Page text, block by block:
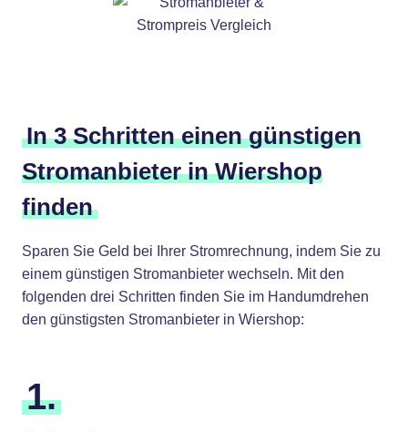
In 3 Schritten einen günstigen
Stromanbieter in Wiershop
finden
Sparen Sie Geld bei Ihrer Stromrechnung, indem Sie zu
einem günstigen Stromanbieter wechseln. Mit den
folgenden drei Schritten finden Sie im Handumdrehen
den günstigsten Stromanbieter in Wiershop:
1.